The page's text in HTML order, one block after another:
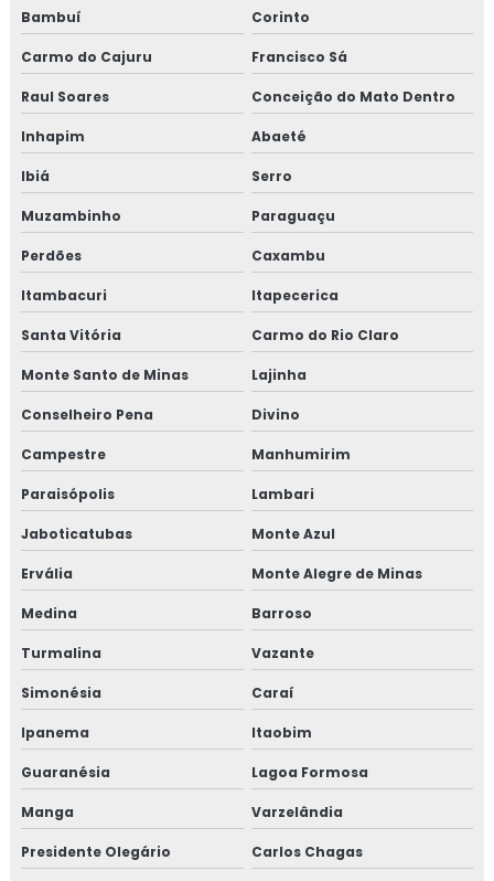
Bambuí Corinto
Carmo do Cajuru Francisco Sá
Raul Soares Conceição do Mato Dentro
Inhapim Abaeté
Ibiá Serro
Muzambinho Paraguaçu
Perdões Caxambu
Itambacuri Itapecerica
Santa Vitória Carmo do Rio Claro
Monte Santo de Minas Lajinha
Conselheiro Pena Divino
Campestre Manhumirim
Paraisópolis Lambari
Jaboticatubas Monte Azul
Ervália Monte Alegre de Minas
Medina Barroso
Turmalina Vazante
Simonésia Caraí
Ipanema Itaobim
Guaranésia Lagoa Formosa
Manga Varzelândia
Presidente Olegário Carlos Chagas